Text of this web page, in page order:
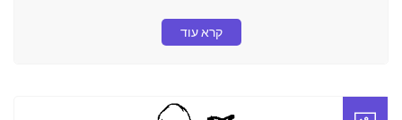
קרא עוד